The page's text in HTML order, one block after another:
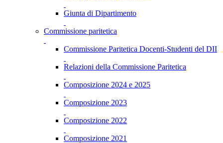
Giunta di Dipartimento
Commissione paritetica
Commissione Paritetica Docenti-Studenti del DII
Relazioni della Commissione Paritetica
Composizione 2024 e 2025
Composizione 2023
Composizione 2022
Composizione 2021